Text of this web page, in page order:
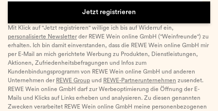
Jetzt registrieren
Mit Klick auf "Jetzt registrieren" willige ich bis auf Widerruf ein,
personalisierte Newsletter der REWE Wein online GmbH ("Weinfreunde") zu
erhalten. Ich bin damit einverstanden, dass die REWE Wein online GmbH mir
per E-Mail an mich gerichtete Werbung zu Produkten, Dienstleistungen,
Aktionen, Zufriedenheitsbefragungen und Infos zum
Kundenbindungsprogramm von REWE Wein online GmbH und anderen
Unternehmen der REWE Group und REWE-Partnerunternehmen zusendet.
REWE Wein online GmbH darf zur Werbeoptimierung die Öffnung der E-
Mails und Klicks auf Links erheben und analysieren. Zu diesen genannten
Zwecken verarbeitet REWE Wein online GmbH meine personenbezogenen